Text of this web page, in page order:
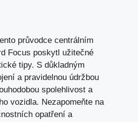
průvodce centrálním
Focus poskytl užitečné
tipy. S důkladným
a pravidelnou údržbou
spolehlivost a
vozidla. Nezapomeňte na
opatření a